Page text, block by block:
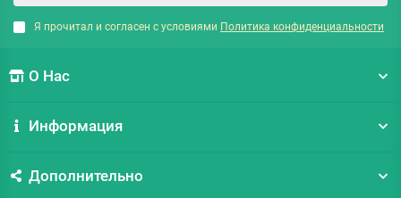
Я прочитал и согласен с условиями Политика конфиденциальности
О Нас
Информация
Дополнительно